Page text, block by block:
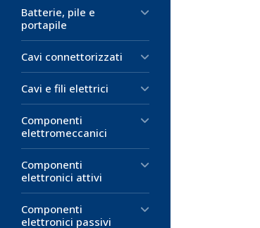
Batterie, pile e
portapile
Cavi connettorizzati
Cavi e fili elettrici
Componenti
elettromeccanici
Componenti
elettronici attivi
Componenti
elettronici passivi